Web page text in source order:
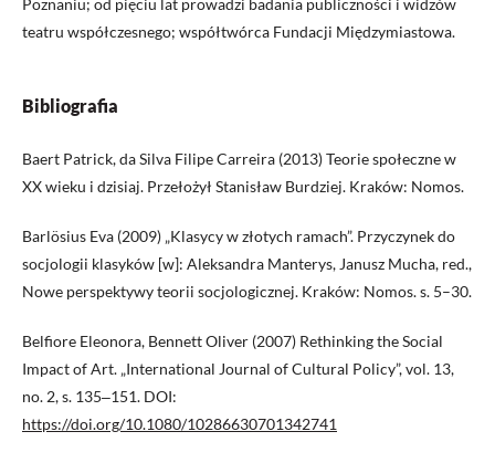
Poznaniu; od pięciu lat prowadzi badania publiczności i widzów
teatru współczesnego; współtwórca Fundacji Międzymiastowa.
Bibliografia
Baert Patrick, da Silva Filipe Carreira (2013) Teorie społeczne w
XX wieku i dzisiaj. Przełożył Stanisław Burdziej. Kraków: Nomos.
Barlösius Eva (2009) „Klasycy w złotych ramach”. Przyczynek do
socjologii klasyków [w]: Aleksandra Manterys, Janusz Mucha, red.,
Nowe perspektywy teorii socjologicznej. Kraków: Nomos. s. 5–30.
Belfiore Eleonora, Bennett Oliver (2007) Rethinking the Social
Impact of Art. „International Journal of Cultural Policy”, vol. 13,
no. 2, s. 135‒151. DOI:
https://doi.org/10.1080/10286630701342741